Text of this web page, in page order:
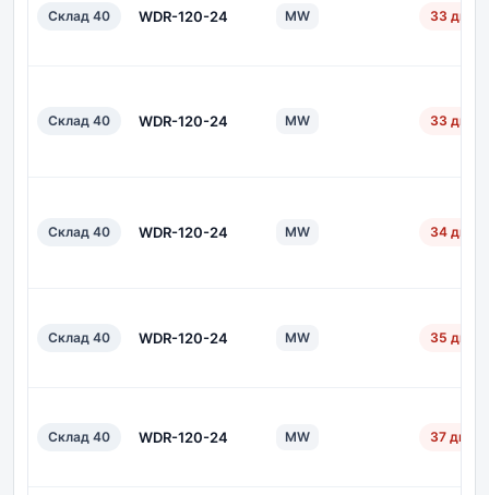
Склад 40 WDR-120-24 MW 33 дн.
Склад 40 WDR-120-24 MW 33 дн.
Склад 40 WDR-120-24 MW 34 дн.
Склад 40 WDR-120-24 MW 35 дн.
Склад 40 WDR-120-24 MW 37 дн.